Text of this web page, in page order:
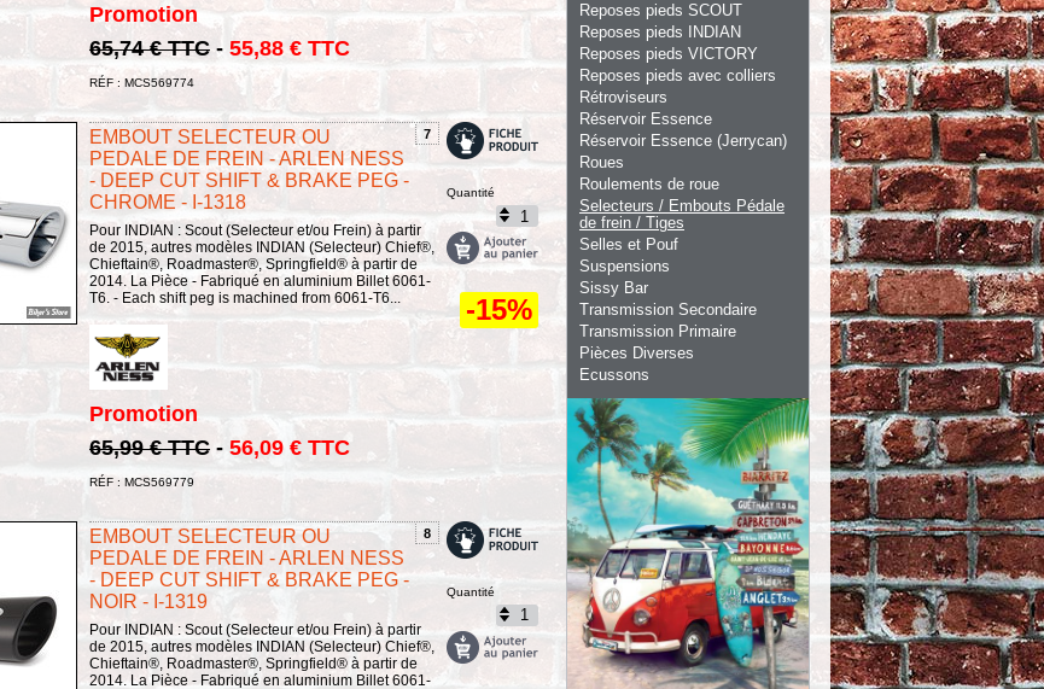
Promotion
65,74 € TTC - 55,88 € TTC
RÉF : MCS569774
7
EMBOUT SELECTEUR OU
PEDALE DE FREIN - ARLEN NESS
- DEEP CUT SHIFT & BRAKE PEG -
CHROME - I-1318
Pour INDIAN : Scout (Selecteur et/ou Frein) à partir
de 2015, autres modèles INDIAN (Selecteur) Chief®,
Chieftain®, Roadmaster®, Springfield® à partir de
2014. La Pièce - Fabriqué en aluminium Billet 6061-
T6. - Each shift peg is machined from 6061-T6...
Promotion
65,99 € TTC - 56,09 € TTC
RÉF : MCS569779
Quantité
-15%
8
EMBOUT SELECTEUR OU
PEDALE DE FREIN - ARLEN NESS
- DEEP CUT SHIFT & BRAKE PEG -
NOIR - I-1319
Pour INDIAN : Scout (Selecteur et/ou Frein) à partir
de 2015, autres modèles INDIAN (Selecteur) Chief®,
Chieftain®, Roadmaster®, Springfield® à partir de
2014. La Pièce - Fabriqué en aluminium Billet 6061-
Quantité
Reposes pieds SCOUT
Reposes pieds INDIAN
Reposes pieds VICTORY
Reposes pieds avec colliers
Rétroviseurs
Réservoir Essence
Réservoir Essence (Jerrycan)
Roues
Roulements de roue
Selecteurs / Embouts Pédale
de frein / Tiges
Selles et Pouf
Suspensions
Sissy Bar
Transmission Secondaire
Transmission Primaire
Pièces Diverses
Ecussons